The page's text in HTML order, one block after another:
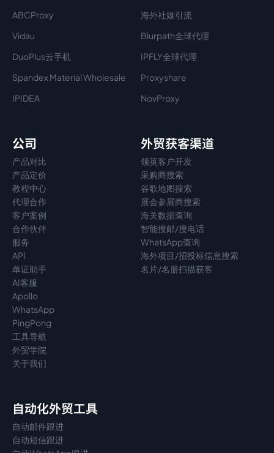
ABCProxy
海外社媒引流
Vidau
Blurpath全球代理
DuoPlus云手机
IPFLY全球代理
Spandex Material Wholesale​
Proxyshare
IPIDEA
NovProxy
公司
产品对比
产品定价
教程中心
代理合作
客户案例
合作伙伴
服务
API
单证助手
AI客服
Apollo
WhatsApp
PingPong
工具导航
外贸学院
关于我们
外贸获客渠道
领英客户开发
采购商搜索
谷歌地图搜索
展会参展商搜索
海关数据查询
智能搜邮/搜电话
WhatsApp查询
海外项目/招投标信息搜索
名片/名册扫描获客
自动化外贸工具
自动邮件跟进
自动短信跟进